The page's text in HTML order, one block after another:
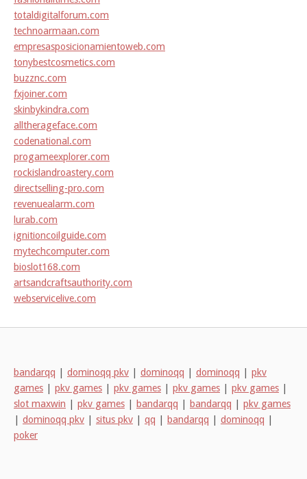
totaldigitalforum.com
technoarmaan.com
empresasposicionamientoweb.com
tonybestcosmetics.com
buzznc.com
fxjoiner.com
skinbykindra.com
alltherageface.com
codenational.com
progameexplorer.com
rockislandroastery.com
directselling-pro.com
revenuealarm.com
lurab.com
ignitioncoilguide.com
mytechcomputer.com
bioslot168.com
artsandcraftsauthority.com
webservicelive.com
bandarqq dominoqq pkv dominoqq dominoqq
pkv
games
pkv games pkv games pkv games pkv games
slot maxwin
pkv games bandarqq bandarqq
pkv games
dominoqq pkv situs pkv qq bandarqq dominoqq
poker